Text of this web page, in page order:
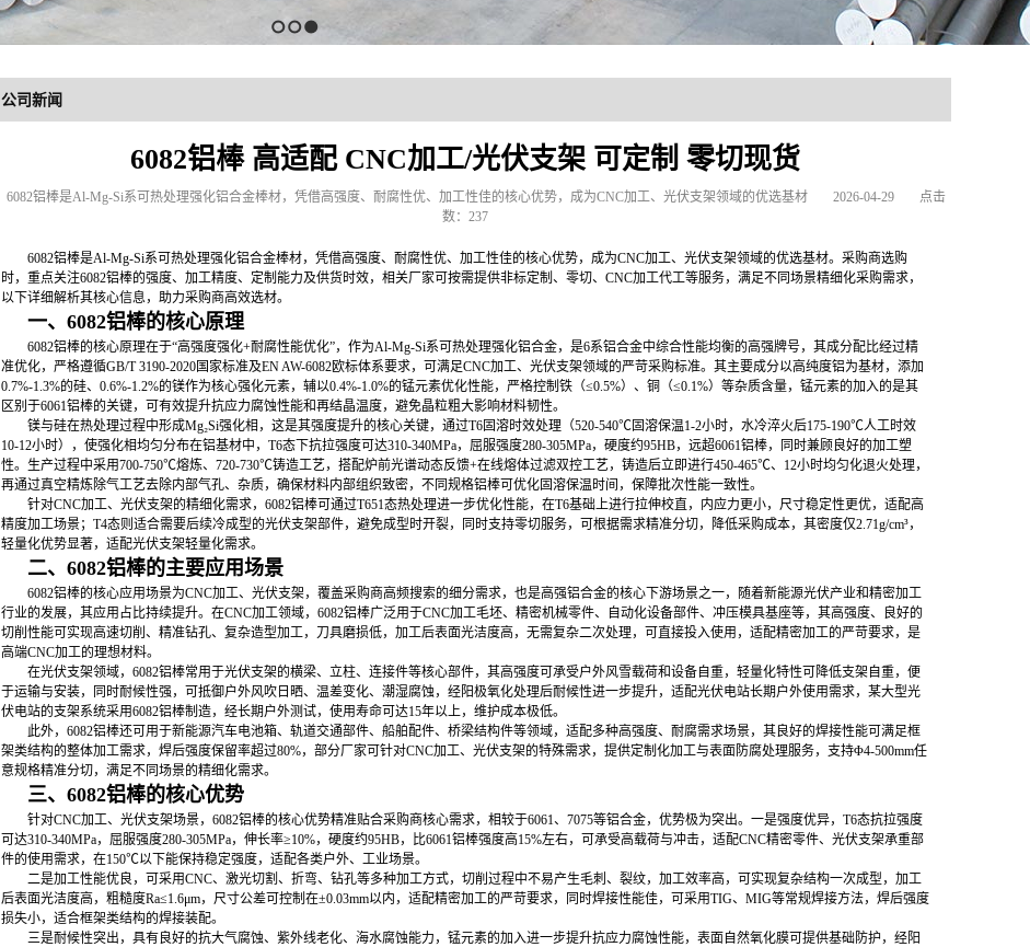
1 2 3
公司新闻
6082铝棒 高适配 CNC加工/光伏支架 可定制 零切现货
6082铝棒是Al-Mg-Si系可热处理强化铝合金棒材，凭借高强度、耐腐性优、加工性佳的核心优势，成为CNC加工、光伏支架领域的优选基材 2026-04-29
点击
数：237
6082铝棒是Al-Mg-Si系可热处理强化铝合金棒材，凭借高强度、耐腐性优、加工性佳的核心优势，成为CNC加工、光伏支架领域的优选基材。采购商选购
时，重点关注6082铝棒的强度、加工精度、定制能力及供货时效，相关厂家可按需提供非标定制、零切、CNC加工代工等服务，满足不同场景精细化采购需求，
以下详细解析其核心信息，助力采购商高效选材。
一、6082铝棒的核心原理
6082铝棒的核心原理在于“高强度强化+耐腐性能优化”，作为Al-Mg-Si系可热处理强化铝合金，是6系铝合金中综合性能均衡的高强牌号，其成分配比经过精
准优化，严格遵循GB/T 3190-2020国家标准及EN AW-6082欧标体系要求，可满足CNC加工、光伏支架领域的严苛采购标准。其主要成分以高纯度铝为基材，添加
0.7%-1.3%的硅、0.6%-1.2%的镁作为核心强化元素，辅以0.4%-1.0%的锰元素优化性能，严格控制铁（≤0.5%）、铜（≤0.1%）等杂质含量，锰元素的加入的是其
区别于6061铝棒的关键，可有效提升抗应力腐蚀性能和再结晶温度，避免晶粒粗大影响材料韧性。
镁与硅在热处理过程中形成Mg₂Si强化相，这是其强度提升的核心关键，通过T6固溶时效处理（520-540℃固溶保温1-2小时，水冷淬火后175-190℃人工时效
10-12小时），使强化相均匀分布在铝基材中，T6态下抗拉强度可达310-340MPa，屈服强度280-305MPa，硬度约95HB，远超6061铝棒，同时兼顾良好的加工塑
性。生产过程中采用700-750℃熔炼、720-730℃铸造工艺，搭配炉前光谱动态反馈+在线熔体过滤双控工艺，铸造后立即进行450-465℃、12小时均匀化退火处理，
再通过真空精炼除气工艺去除内部气孔、杂质，确保材料内部组织致密，不同规格铝棒可优化固溶保温时间，保障批次性能一致性。
针对CNC加工、光伏支架的精细化需求，6082铝棒可通过T651态热处理进一步优化性能，在T6基础上进行拉伸校直，内应力更小，尺寸稳定性更优，适配高
精度加工场景；T4态则适合需要后续冷成型的光伏支架部件，避免成型时开裂，同时支持零切服务，可根据需求精准分切，降低采购成本，其密度仅2.71g/cm³，
轻量化优势显著，适配光伏支架轻量化需求。
二、6082铝棒的主要应用场景
6082铝棒的核心应用场景为CNC加工、光伏支架，覆盖采购商高频搜索的细分需求，也是高强铝合金的核心下游场景之一，随着新能源光伏产业和精密加工
行业的发展，其应用占比持续提升。在CNC加工领域，6082铝棒广泛用于CNC加工毛坯、精密机械零件、自动化设备部件、冲压模具基座等，其高强度、良好的
切削性能可实现高速切削、精准钻孔、复杂造型加工，刀具磨损低，加工后表面光洁度高，无需复杂二次处理，可直接投入使用，适配精密加工的严苛要求，是
高端CNC加工的理想材料。
在光伏支架领域，6082铝棒常用于光伏支架的横梁、立柱、连接件等核心部件，其高强度可承受户外风雪载荷和设备自重，轻量化特性可降低支架自重，便
于运输与安装，同时耐候性强，可抵御户外风吹日晒、温差变化、潮湿腐蚀，经阳极氧化处理后耐候性进一步提升，适配光伏电站长期户外使用需求，某大型光
伏电站的支架系统采用6082铝棒制造，经长期户外测试，使用寿命可达15年以上，维护成本极低。
此外，6082铝棒还可用于新能源汽车电池箱、轨道交通部件、船舶配件、桥梁结构件等领域，适配多种高强度、耐腐需求场景，其良好的焊接性能可满足框
架类结构的整体加工需求，焊后强度保留率超过80%，部分厂家可针对CNC加工、光伏支架的特殊需求，提供定制化加工与表面防腐处理服务，支持Φ4-500mm任
意规格精准分切，满足不同场景的精细化需求。
三、6082铝棒的核心优势
针对CNC加工、光伏支架场景，6082铝棒的核心优势精准贴合采购商核心需求，相较于6061、7075等铝合金，优势极为突出。一是强度优异，T6态抗拉强度
可达310-340MPa，屈服强度280-305MPa，伸长率≥10%，硬度约95HB，比6061铝棒强度高15%左右，可承受高载荷与冲击，适配CNC精密零件、光伏支架承重部
件的使用需求，在150℃以下能保持稳定强度，适配各类户外、工业场景。
二是加工性能优良，可采用CNC、激光切割、折弯、钻孔等多种加工方式，切削过程中不易产生毛刺、裂纹，加工效率高，可实现复杂结构一次成型，加工
后表面光洁度高，粗糙度Ra≤1.6μm，尺寸公差可控制在±0.03mm以内，适配精密加工的严苛要求，同时焊接性能佳，可采用TIG、MIG等常规焊接方法，焊后强度
损失小，适合框架类结构的焊接装配。
三是耐候性突出，具有良好的抗大气腐蚀、紫外线老化、海水腐蚀能力，锰元素的加入进一步提升抗应力腐蚀性能，表面自然氧化膜可提供基础防护，经阳